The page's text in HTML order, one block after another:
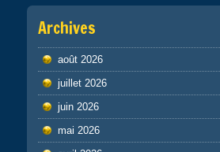
Archives
août 2026
juillet 2026
juin 2026
mai 2026